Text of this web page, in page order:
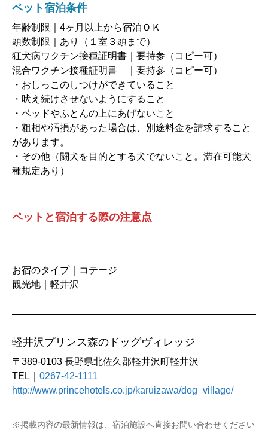
ペット宿泊条件
年齢制限｜4ヶ月以上から宿泊ＯＫ
頭数制限｜あり（１室３頭まで）
狂犬病ワクチン接種証明書｜要持参（コピー可）
混合ワクチン接種証明書 ｜要持参（コピー可）
・おしっこのしつけができていること
・吠え続けさせないようにすること
・ベッドやふとんの上にあげないこと
・粗相や汚損があった場合は、別途料金を請求すること
があります。
・その他（闘犬を目的とする犬でないこと。滞在可能犬
種規定あり）
ペットと宿泊する際の注意点
お宿のタイプ｜コテージ
観光地｜軽井沢
軽井沢プリンス森のドッグヴィレッジ
〒389-0103 長野県北佐久郡軽井沢町軽井沢
TEL｜ 0267-42-1111
http://www.princehotels.co.jp/karuizawa/dog_village/
※掲載内容の最新情報は、宿泊施設へ直接お問い合わせください